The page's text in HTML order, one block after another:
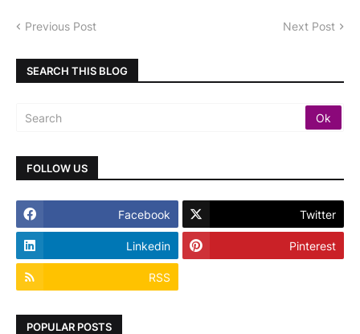
Previous Post Next Post
SEARCH THIS BLOG
FOLLOW US
Facebook Twitter
Linkedin Pinterest
RSS
POPULAR POSTS